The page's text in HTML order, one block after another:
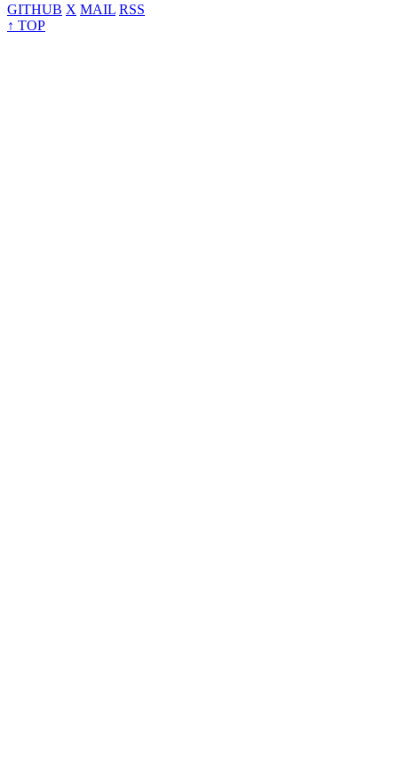
GITHUB X MAIL RSS
↑ TOP